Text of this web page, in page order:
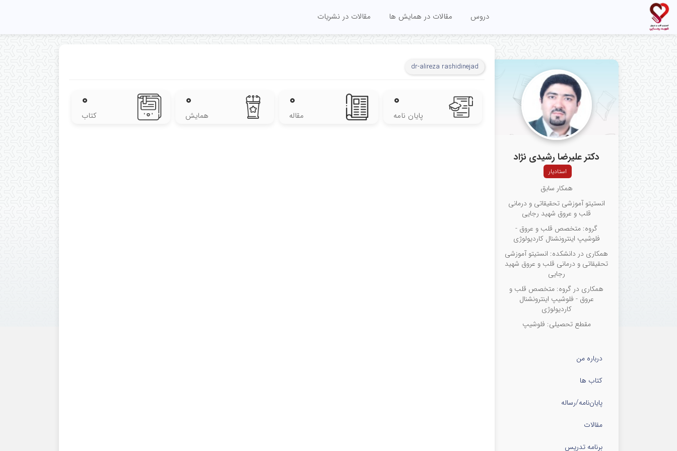
دروس مقالات در همایش ها مقالات در نشریات
دکتر علیرضا رشیدی نژاد
استادیار
همکار سابق
انستیتو آموزشی تحقیقاتی و درمانی
قلب و عروق شهید رجایی
گروه: متخصص قلب و عروق -
فلوشیپ اینترونشنال کاردیولوژی
همکاری در دانشکده: انستیتو آموزشی
تحقیقاتی و درمانی قلب و عروق شهید
رجایی
همکاری در گروه: متخصص قلب و
عروق - فلوشیپ اینترونشنال
کاردیولوژی
مقطع تحصیلی: فلوشیپ
درباره من
کتاب ها
پایان‌نامه‌/رساله
مقالات
برنامه تدریس
dr-alireza rashidinejad
۰
پایان نامه
۰
مقاله
۰
همایش
۰
کتاب